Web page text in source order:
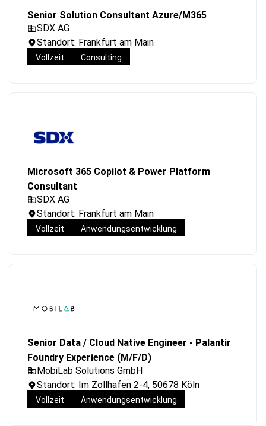
Senior Solution Consultant Azure/M365
SDX AG
Standort: Frankfurt am Main
Vollzeit Consulting
Microsoft 365 Copilot & Power Platform
Consultant
SDX AG
Standort: Frankfurt am Main
Vollzeit Anwendungsentwicklung
Senior Data / Cloud Native Engineer - Palantir
Foundry Experience (M/F/D)
MobiLab Solutions GmbH
Standort: Im Zollhafen 2-4, 50678 Köln
Vollzeit Anwendungsentwicklung